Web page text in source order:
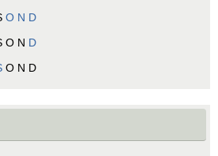
O N D
O N D
O N D